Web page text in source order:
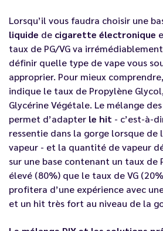
Lorsqu’il vous faudra choisir une
liquide de cigarette électronique
taux de PG/VG va
définir quelle type de vape vous
approprier. Pour mieux
indique le taux de Propylène
Glycérine Végétale. Le mélange
permet d’adapter le hit - c’est-à-
ressentie dans la gorge lorsque de
vapeur - et la quantité de vapeur
sur une base contenant un taux de
élevé (80%) que le taux de VG
profitera d’une expérience avec
et un hit très fort au niveau de la